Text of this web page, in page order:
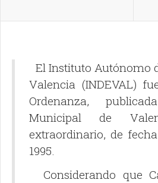
El Instituto Autónomo
Valencia (INDEVAL)
Ordenanza,
Municipal de
extraordinario, de
1995.
Considerando que